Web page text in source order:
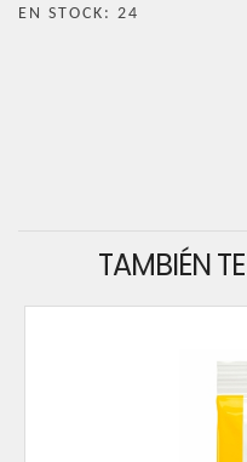
EN STOCK: 24
TAMBIÉN